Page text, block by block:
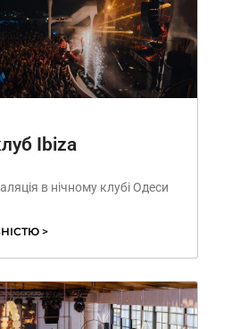
Ibiza
в нічному клубі Одеси
>